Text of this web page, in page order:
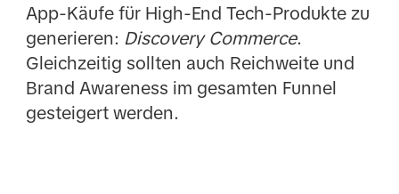
App-Käufe für High-End Tech-Produkte zu
generieren: Discovery Commerce.
Gleichzeitig sollten auch Reichweite und
Brand Awareness im gesamten Funnel
gesteigert werden.